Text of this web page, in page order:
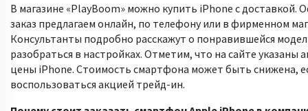
В магазине «PlayBoom» можно купить iPhone с доставкой.
заказ предлагаем онлайн, по телефону или в фирменном
Консультанты подробно расскажут о понравившейся
разобраться в настройках. Отметим, что на сайте указаны
цены iPhone. Стоимость смартфона может быть снижена,
воспользоваться акцией трейд-ин.